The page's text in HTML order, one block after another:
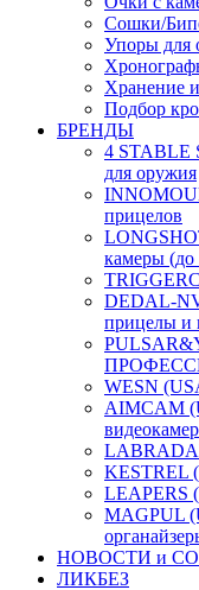
Сошки/
Упоры для
Хранение
Подбор
БРЕНДЫ
4 STABLE
для оружия
прицелов
камеры (до
DEDAL-
прицелы и
WESN
AIMCAM
KESTREL
LEAPERS
MAGPUL
НОВОСТИ и
ЛИКБЕЗ